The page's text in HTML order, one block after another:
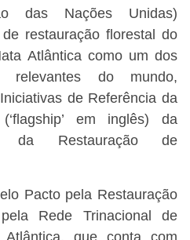
das Nações Unidas)
restauração florestal do
Atlântica como um dos
relevantes do mundo,
de Referência da
em inglês) da
Restauração de
Pacto pela Restauração
Rede Trinacional de
que conta com